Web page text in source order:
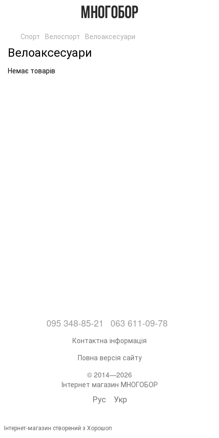
Спорт Велоспорт Велоаксесуари
Велоаксесуари
Немає товарів
095 348-85-21 063 611-09-78
Контактна інформація
Повна версія сайту
© 2014—2026
Інтернет магазин МНОГОБОР
Рус Укр
Інтернет-магазин створений з Хорошоп